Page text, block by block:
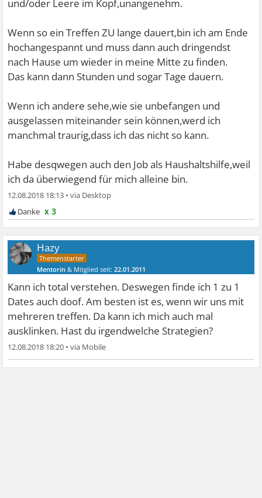
und/oder Leere im Kopf,unangenehm.
Wenn so ein Treffen ZU lange dauert,bin ich am Ende
hochangespannt und muss dann auch dringendst
nach Hause um wieder in meine Mitte zu finden.
Das kann dann Stunden und sogar Tage dauern.
Wenn ich andere sehe,wie sie unbefangen und
ausgelassen miteinander sein können,werd ich
manchmal traurig,dass ich das nicht so kann.
Habe desqwegen auch den Job als Haushaltshilfe,weil
ich da überwiegend für mich alleine bin.
12.08.2018 18:13 •
x 3
Hazy
Mentorin & Mitglied seit:22.01.2011
Kann ich total verstehen. Deswegen finde ich 1 zu 1
Dates auch doof. Am besten ist es, wenn wir uns mit
mehreren treffen. Da kann ich mich auch mal
ausklinken. Hast du irgendwelche Strategien?
12.08.2018 18:20 •